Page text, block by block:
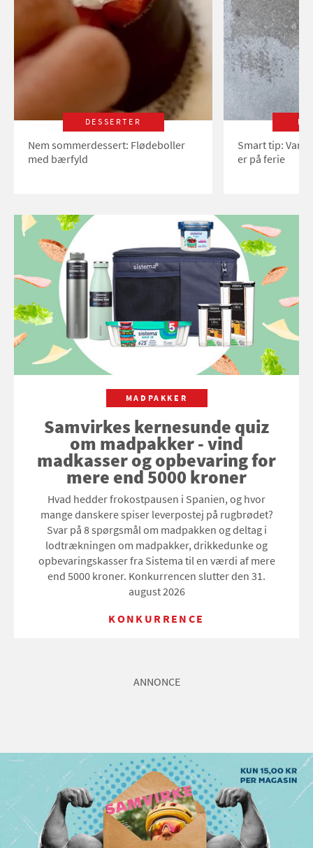
DESSERTER
Nem sommerdessert: Flødeboller
med bærfyld
Smart tip:
er på ferie
MADPAKKER
Samvirkes kernesunde quiz
om madpakker - vind
madkasser og opbevaring for
mere end 5000 kroner
Hvad hedder frokostpausen i Spanien, og hvor
mange danskere spiser leverpostej på rugbrødet?
Svar på 8 spørgsmål om madpakken og deltag i
lodtrækningen om madpakker, drikkedunke og
opbevaringskasser fra Sistema til en værdi af mere
end 5000 kroner. Konkurrencen slutter den 31.
august 2026
KONKURRENCE
ANNONCE